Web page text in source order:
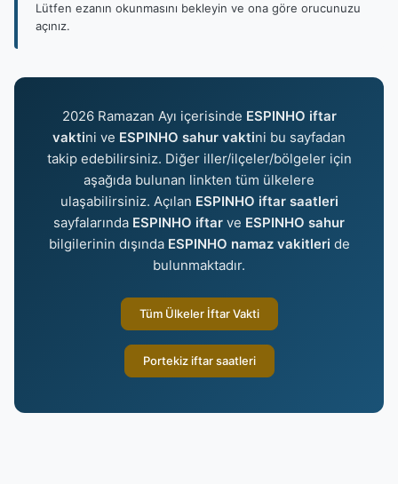
Lütfen ezanın okunmasını bekleyin ve ona göre orucunuzu
açınız.
2026 Ramazan Ayı içerisinde ESPINHO iftar
vaktini ve ESPINHO sahur vaktini bu sayfadan
takip edebilirsiniz. Diğer iller/ilçeler/bölgeler için
aşağıda bulunan linkten tüm ülkelere
ulaşabilirsiniz. Açılan ESPINHO iftar saatleri
sayfalarında ESPINHO iftar ve ESPINHO sahur
bilgilerinin dışında ESPINHO namaz vakitleri de
bulunmaktadır.
Tüm Ülkeler İftar Vakti
Portekiz iftar saatleri